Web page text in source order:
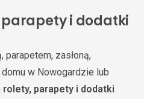
i dodatki
parapetem, zasłoną,
w Nowogardzie lub
parapety i dodatki